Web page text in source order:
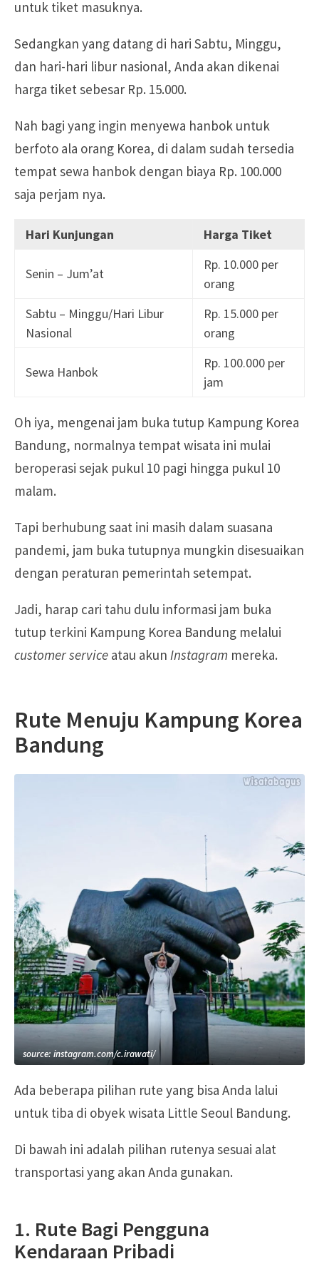
untuk tiket masuknya.
Sedangkan yang datang di hari Sabtu, Minggu,
dan hari-hari libur nasional, Anda akan dikenai
harga tiket sebesar Rp. 15.000.
Nah bagi yang ingin menyewa hanbok untuk
berfoto ala orang Korea, di dalam sudah tersedia
tempat sewa hanbok dengan biaya Rp. 100.000
saja perjam nya.
Hari Kunjungan Harga Tiket
Senin – Jum’at
Rp. 10.000 per
orang
Sabtu – Minggu/Hari Libur
Nasional
Rp. 15.000 per
orang
Sewa Hanbok
Rp. 100.000 per
jam
Oh iya, mengenai jam buka tutup Kampung Korea
Bandung, normalnya tempat wisata ini mulai
beroperasi sejak pukul 10 pagi hingga pukul 10
malam.
Tapi berhubung saat ini masih dalam suasana
pandemi, jam buka tutupnya mungkin disesuaikan
dengan peraturan pemerintah setempat.
Jadi, harap cari tahu dulu informasi jam buka
tutup terkini Kampung Korea Bandung melalui
customer service atau akun Instagram mereka.
Rute Menuju Kampung Korea
Bandung
source: instagram.com/c.irawati/
Ada beberapa pilihan rute yang bisa Anda lalui
untuk tiba di obyek wisata Little Seoul Bandung.
Di bawah ini adalah pilihan rutenya sesuai alat
transportasi yang akan Anda gunakan.
1. Rute Bagi Pengguna
Kendaraan Pribadi